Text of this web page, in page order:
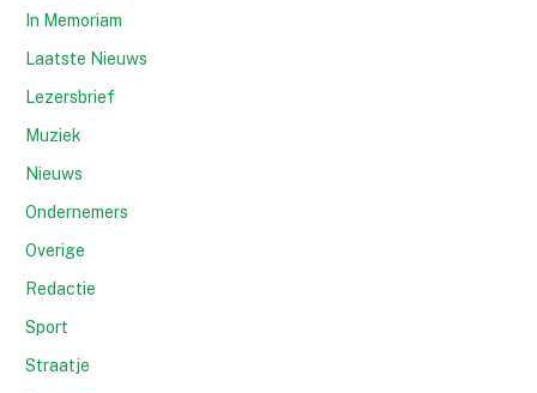
In Memoriam
Laatste Nieuws
Lezersbrief
Muziek
Nieuws
Ondernemers
Overige
Redactie
Sport
Straatje